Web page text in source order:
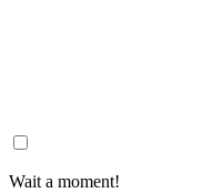
Wait a moment!